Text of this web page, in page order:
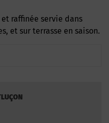
et sur terrasse en saison.